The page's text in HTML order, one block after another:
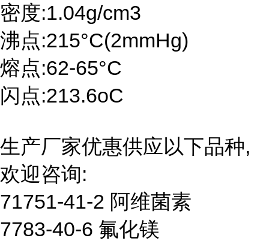
密度:1.04g/cm3
沸点:215°C(2mmHg)
熔点:62-65°C
闪点:213.6oC
生产厂家优惠供应以下品种,
欢迎咨询:
71751-41-2 阿维菌素
7783-40-6 氟化镁